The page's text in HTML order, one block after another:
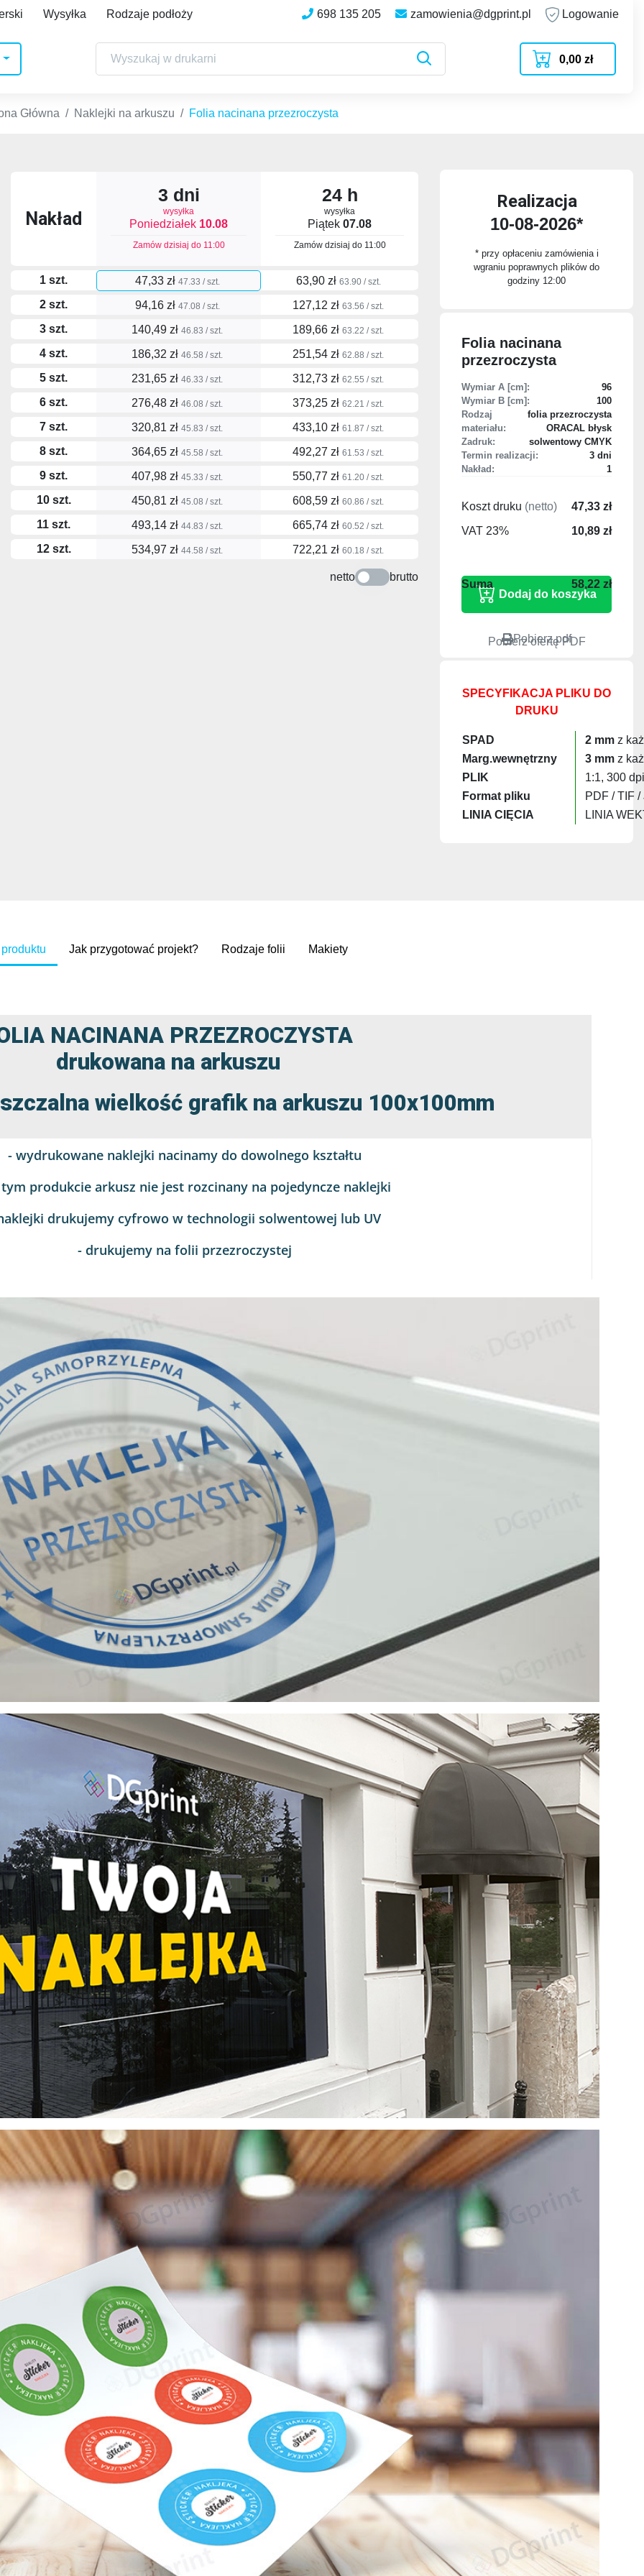
Wysyłka Rodzaje podłoży 698 135 205 zamowienia@dgprint.pl Logowanie
0,00 zł
Główna Naklejki na arkuszu Folia nacinana przezroczysta
Nakład
3 dni
wysyłka
Poniedziałek 10.08
Zamów dzisiaj do 11:00
24 h
wysyłka
Piątek 07.08
Zamów dzisiaj do 11:00
1 szt. 47,33 zł 47.33 / szt. 63,90 zł 63.90 / szt.
2 szt. 94,16 zł 47.08 / szt. 127,12 zł 63.56 / szt.
3 szt. 140,49 zł 46.83 / szt. 189,66 zł 63.22 / szt.
4 szt. 186,32 zł 46.58 / szt. 251,54 zł 62.88 / szt.
5 szt. 231,65 zł 46.33 / szt. 312,73 zł 62.55 / szt.
6 szt. 276,48 zł 46.08 / szt. 373,25 zł 62.21 / szt.
7 szt. 320,81 zł 45.83 / szt. 433,10 zł 61.87 / szt.
8 szt. 364,65 zł 45.58 / szt. 492,27 zł 61.53 / szt.
9 szt. 407,98 zł 45.33 / szt. 550,77 zł 61.20 / szt.
10 szt. 450,81 zł 45.08 / szt. 608,59 zł 60.86 / szt.
11 szt. 493,14 zł 44.83 / szt. 665,74 zł 60.52 / szt.
12 szt. 534,97 zł 44.58 / szt. 722,21 zł 60.18 / szt.
netto brutto
Realizacja
10-08-2026*
* przy opłaceniu zamówienia i
wgraniu poprawnych plików do
godziny 12:00
Folia nacinana
przezroczysta
Wymiar A [cm]:
96
Wymiar B [cm]:
100
Rodzaj
materiału:
folia przezroczysta
ORACAL błysk
Zadruk:
solwentowy CMYK
Termin realizacji:
3 dni
Nakład:
1
Koszt druku (netto)
47,33 zł
VAT 23%
10,89 zł
58,22 zł
Pobierz pdf
Pobierz ofertę PDF
SPECYFIKACJA PLIKU DO
DRUKU
SPAD 2 mm z
Marg.wewnętrzny
3 mm z
PLIK
1:1, 300
Format pliku
PDF / TIF /
LINIA CIĘCIA
LINIA
Jak przygotować projekt? Rodzaje folii Makiety
NACINANA PRZEZROCZYSTA
drukowana na arkuszu
wielkość grafik na arkuszu 100x100mm
- wydrukowane naklejki nacinamy do dowolnego kształtu
produkcie arkusz nie jest rozcinany na pojedyncze naklejki
drukujemy cyfrowo w technologii solwentowej lub UV
- drukujemy na folii przezroczystej